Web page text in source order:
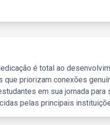
é total ao
priorizam conexões
em sua jornada
pelas principais